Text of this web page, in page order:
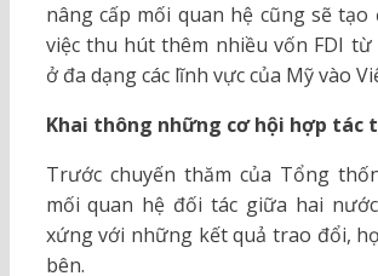
nâng cấp mối quan hệ cũng sẽ tạo
việc thu hút thêm nhiều vốn FDI từ
ở đa dạng các lĩnh vực của Mỹ vào
Khai thông những cơ hội hợp tác
Trước chuyến thăm của Tổng
mối quan hệ đối tác giữa hai
xứng với những kết quả trao đổi,
bên.